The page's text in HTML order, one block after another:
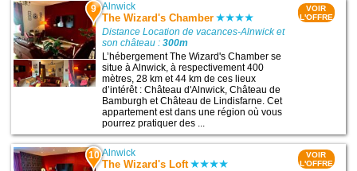
9 Alnwick
The Wizard's Chamber
Distance Location de vacances-Alnwick et
son château :300m
L’hébergement The Wizard's Chamber se
situe à Alnwick, à respectivement 400
mètres, 28 km et 44 km de ces lieux
d’intérêt : Château d'Alnwick, Château de
Bamburgh et Château de Lindisfarne. Cet
appartement est dans une région où vous
pourrez pratiquer des ...
VOIR
L'OFFRE
10 Alnwick
The Wizard's Loft
VOIR
L'OFFRE